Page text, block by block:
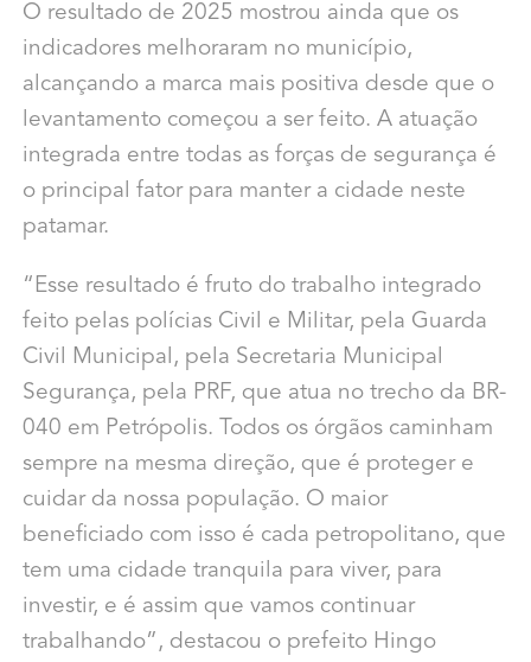
O resultado de 2025 mostrou ainda que os
indicadores melhoraram no município,
alcançando a marca mais positiva desde que o
levantamento começou a ser feito. A atuação
integrada entre todas as forças de segurança é
o principal fator para manter a cidade neste
patamar.
“Esse resultado é fruto do trabalho integrado
feito pelas polícias Civil e Militar, pela Guarda
Civil Municipal, pela Secretaria Municipal
Segurança, pela PRF, que atua no trecho da BR-
040 em Petrópolis. Todos os órgãos caminham
sempre na mesma direção, que é proteger e
cuidar da nossa população. O maior
beneficiado com isso é cada petropolitano, que
tem uma cidade tranquila para viver, para
investir, e é assim que vamos continuar
trabalhando”, destacou o prefeito Hingo